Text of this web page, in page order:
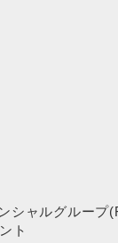
シャルグループ
ト